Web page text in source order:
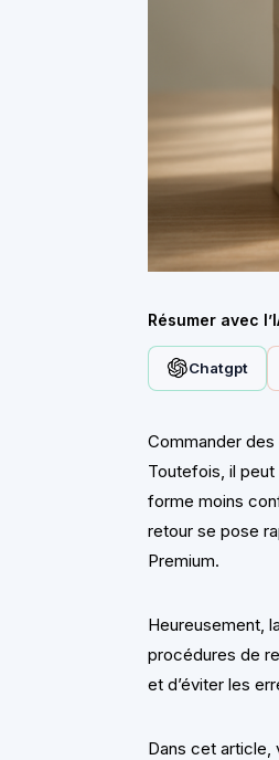
Résumer avec
Chatgpt
Commander
Toutefois, il peut
forme moins
retour se pose
Premium.
Heureusement,
procédures de
et d’éviter les
Dans cet article,